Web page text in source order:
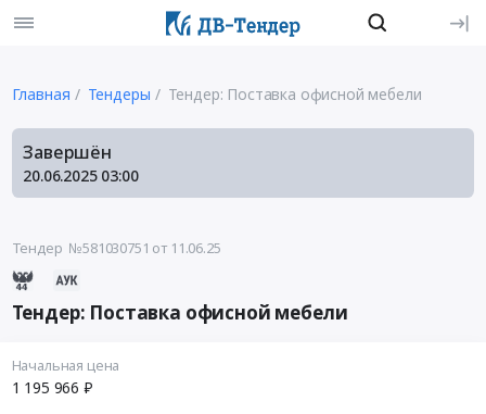
Главная Тендеры Тендер: Поставка офисной мебели
Завершён
20.06.2025 03:00
Тендер №581030751 от 11.06.25
Тендер: Поставка офисной мебели
Начальная цена
1 195 966 ₽